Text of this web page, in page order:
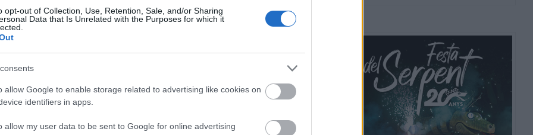
opt-out of Collection, Use, Retention, Sale, and/or Sharing
Data that Is Unrelated with the Purposes for which it
allow Google to enable storage related to advertising like cookies on
identifiers in apps.
allow my user data to be sent to Google for online advertising
sostenibilitat de l’activitat i un estalvi
la sorra els dilluns des d’abril a
econòmics. D’altra banda, els residus
en lloc d’estar dispersats per tota
de la zona central i resolent la
el carrer Sant Jordi.